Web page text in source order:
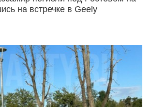
на встречке в Geely